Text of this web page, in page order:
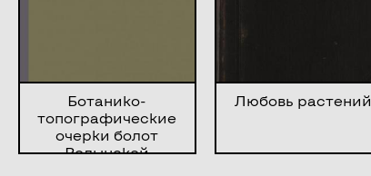
Ботанико-
топографические
очерки болот
Волынской
Любовь растений